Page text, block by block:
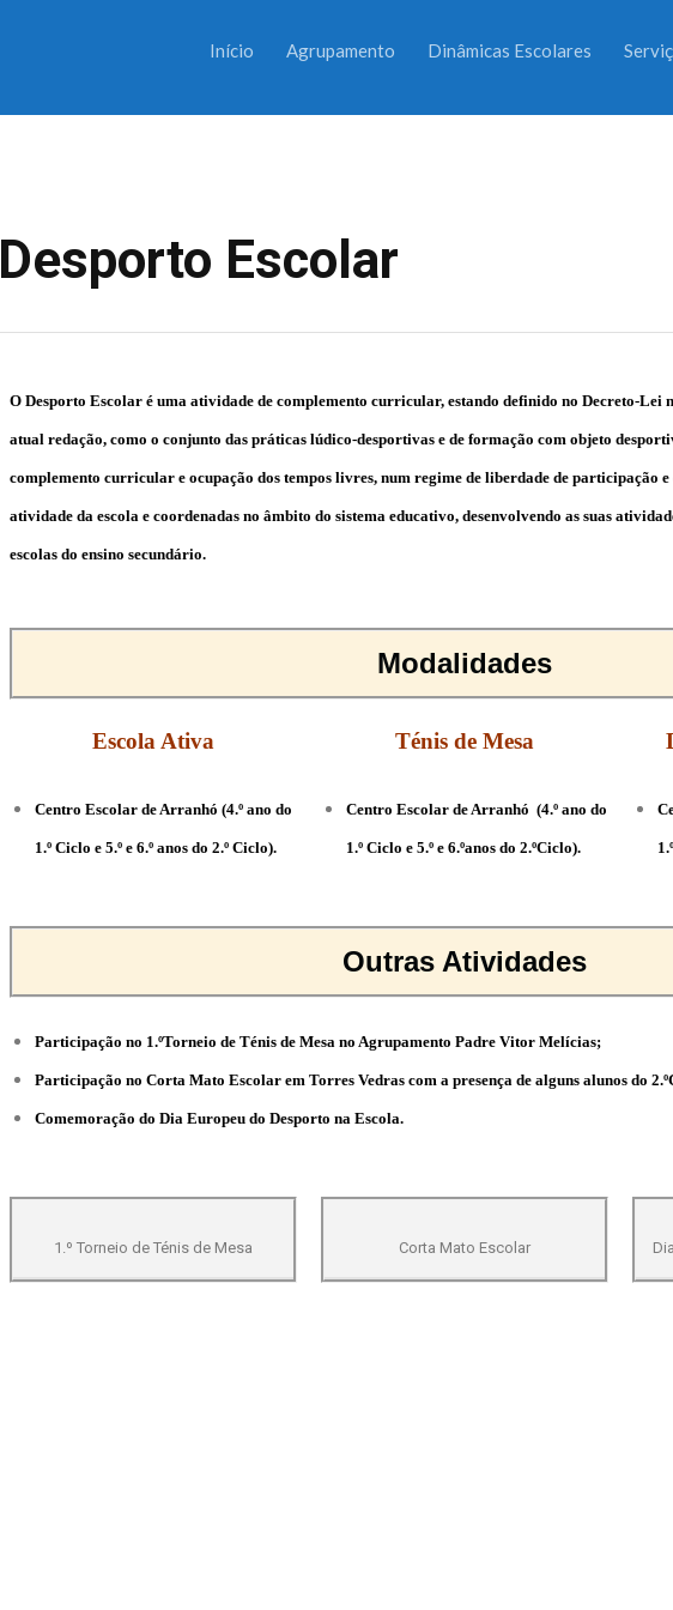
Início Agrupamento Dinâmicas Escolares
Desporto Escolar
O Desporto Escolar é uma atividade de complemento curricular, estando definido no Decreto-Lei
atual redação, como o conjunto das práticas lúdico-desportivas e de formação com objeto
complemento curricular e ocupação dos tempos livres, num regime de liberdade de participação e
atividade da escola e coordenadas no âmbito do sistema educativo, desenvolvendo as suas
escolas do ensino secundário.
Modalidades
Escola Ativa
Centro Escolar de Arranhó (4.º ano do
1.º Ciclo e 5.º e 6.º anos do 2.º Ciclo).
Ténis de Mesa
Centro Escolar de Arranhó (4.º ano do
1.º Ciclo e 5.º e 6.ºanos do 2.ºCiclo).
Outras Atividades
Participação no 1.ºTorneio de Ténis de Mesa no Agrupamento Padre Vitor Melícias;
Participação no Corta Mato Escolar em Torres Vedras com a presença de alguns alunos do
Comemoração do Dia Europeu do Desporto na Escola.
1.º Torneio de Ténis de Mesa Corta Mato Escolar